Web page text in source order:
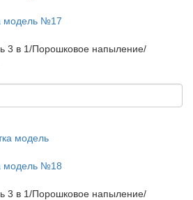
модель №17
3 в 1/Порошковое напыление/
модель №18
3 в 1/Порошковое напыление/